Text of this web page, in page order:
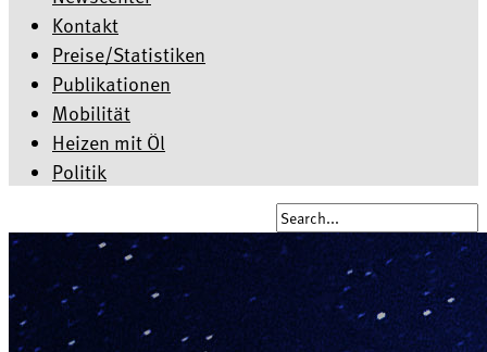
Kontakt
Preise/Statistiken
Publikationen
Mobilität
Heizen mit Öl
Politik